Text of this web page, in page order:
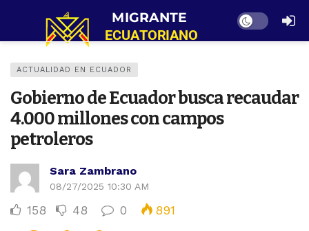
Dark mode
ACTUALIDAD EN ECUADOR
Gobierno de Ecuador busca recaudar
4.000 millones con campos
petroleros
Sara Zambrano
08/27/2025 10:30 AM
158 48 0 891